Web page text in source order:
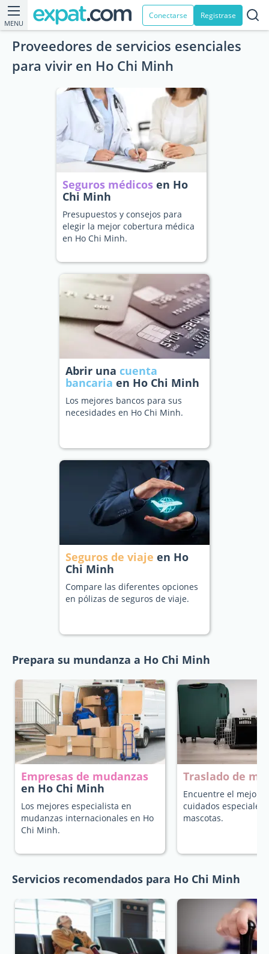
MENU
Conectarse Registrase
Proveedores de servicios esenciales
para vivir en Ho Chi Minh
Seguros médicos en Ho
Chi Minh
Presupuestos y consejos para
elegir la mejor cobertura médica
en Ho Chi Minh.
Abrir una cuenta
bancaria en Ho Chi Minh
Los mejores bancos para sus
necesidades en Ho Chi Minh.
Seguros de viaje en Ho
Chi Minh
Compare las diferentes opciones
en pólizas de seguros de viaje.
Prepara su mundanza a Ho Chi Minh
Empresas de mudanzas
en Ho Chi Minh
Los mejores especialista en
mudanzas internacionales en Ho
Chi Minh.
Traslado de
Encuentre el mejor
cuidados especiales
mascotas.
Servicios recomendados para Ho Chi Minh